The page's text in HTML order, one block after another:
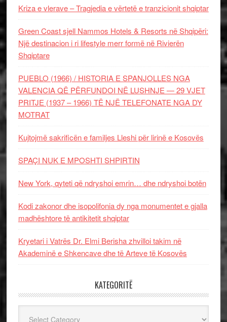
Kriza e vlerave – Tragjedia e vërtetë e tranzicionit shqiptar
Green Coast sjell Nammos Hotels & Resorts në Shqipëri:
Një destinacion i ri lifestyle merr formë në Rivierën
Shqiptare
PUEBLO (1966) / HISTORIA E SPANJOLLES NGA
VALENCIA QË PËRFUNDOI NË LUSHNJE — 29 VJET
PRITJE (1937 – 1966) TË NJË TELEFONATE NGA DY
MOTRAT
Kujtojmë sakrificën e familjes Lleshi për lirinë e Kosovës
SPAÇI NUK E MPOSHTI SHPIRTIN
New York, qyteti që ndryshoi emrin… dhe ndryshoi botën
Kodi zakonor dhe isopolifonia dy nga monumentet e gjalla
madhështore të antikitetit shqiptar
Kryetari i Vatrës Dr. Elmi Berisha zhvilloi takim në
Akademinë e Shkencave dhe të Arteve të Kosovës
KATEGORITË